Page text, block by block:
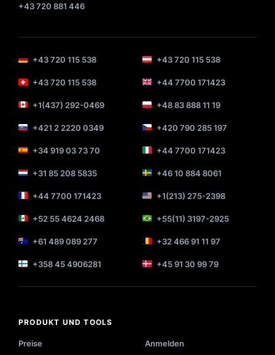
+43 720 881 446
+43 720 115 538 +43 720 115 538
+43 720 115 538 +44 7700 171423
+1(437) 292-0469 +48 83 888 11 19
+421 2 2220 0349 +420 790 285 197
+34 919 03 73 70 +44 7700 171423
+31 85 208 5835 +46 10 884 8061
+44 7700 171423 +1(213) 275-2398
+52 55 4624 2468 +55(11) 3197-2925
+61 489 089 277 +32 466 91 11 97
+358 45 4906281 +45 91 30 99 79
PRODUKT UND TOOLS
Preise
Anmelden